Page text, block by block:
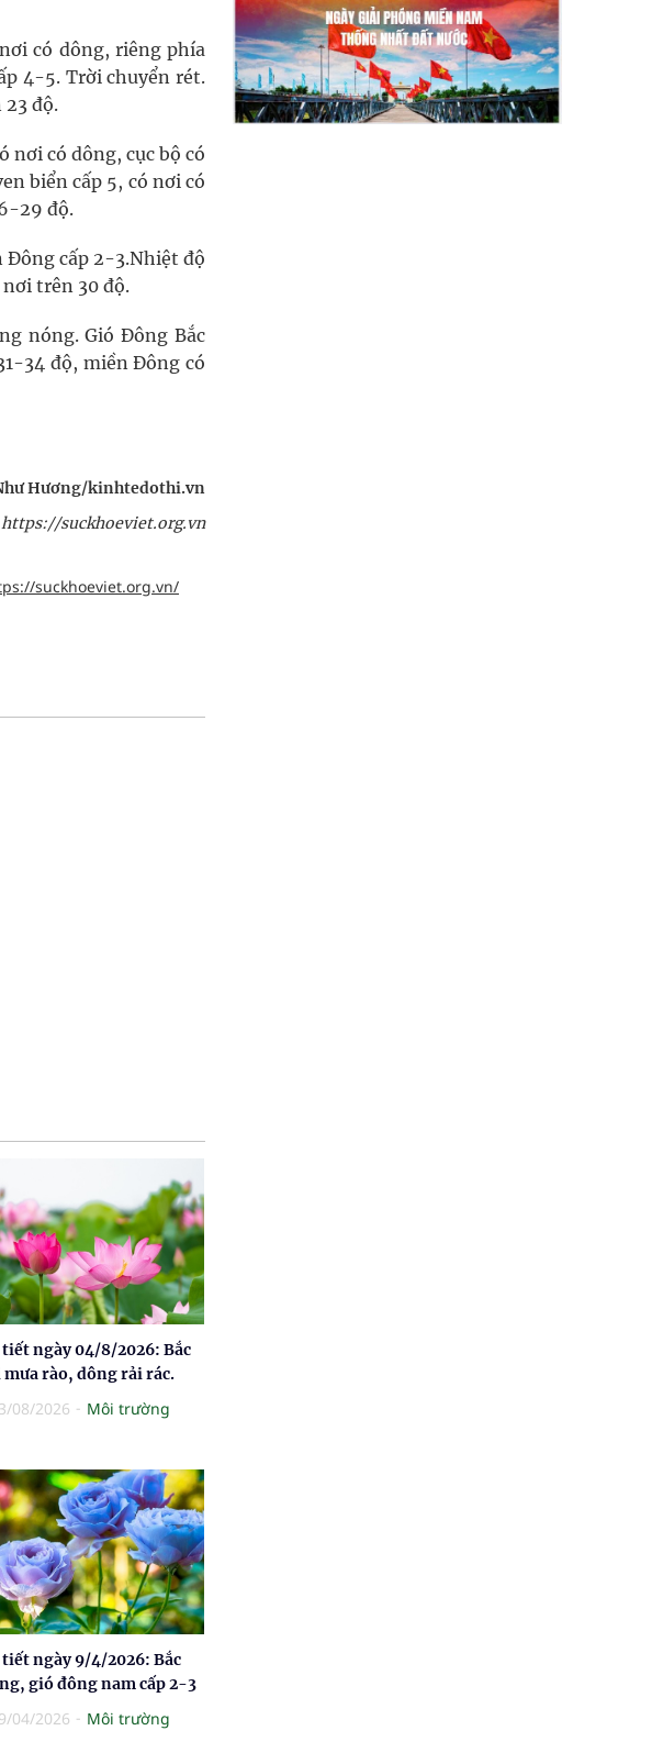
có dông, riêng phía
4-5. Trời chuyển rét.
độ.
nơi có dông, cục bộ có
biển cấp 5, có nơi có
29 độ.
Đông cấp 2-3.Nhiệt độ
trên 30 độ.
nóng. Gió Đông Bắc
34 độ, miền Đông có
Hương/kinhtedothi.vn
https://suckhoeviet.org.vn
suckhoeviet.org.vn/
ngày 04/8/2026: Bắc
rào, dông rải rác.
08/2026
Môi trường
ngày 9/4/2026: Bắc
gió đông nam cấp 2-3
04/2026
Môi trường